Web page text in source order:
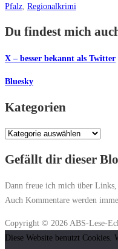
Pfalz Regionalkrimi
Du findest mich
X – besser bekannt als Twitter
Bluesky
Kategorien
Kategorien
Gefällt dir dieser
Dann freue ich mich über
Auch Kommentare werden
Copyright © 2026 ABS-Lese-
Diese Website benutzt Cookies.